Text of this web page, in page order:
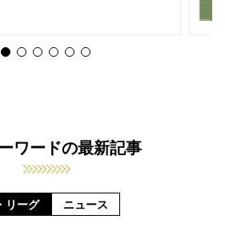
ワードの最新記事
リーグ ニュース